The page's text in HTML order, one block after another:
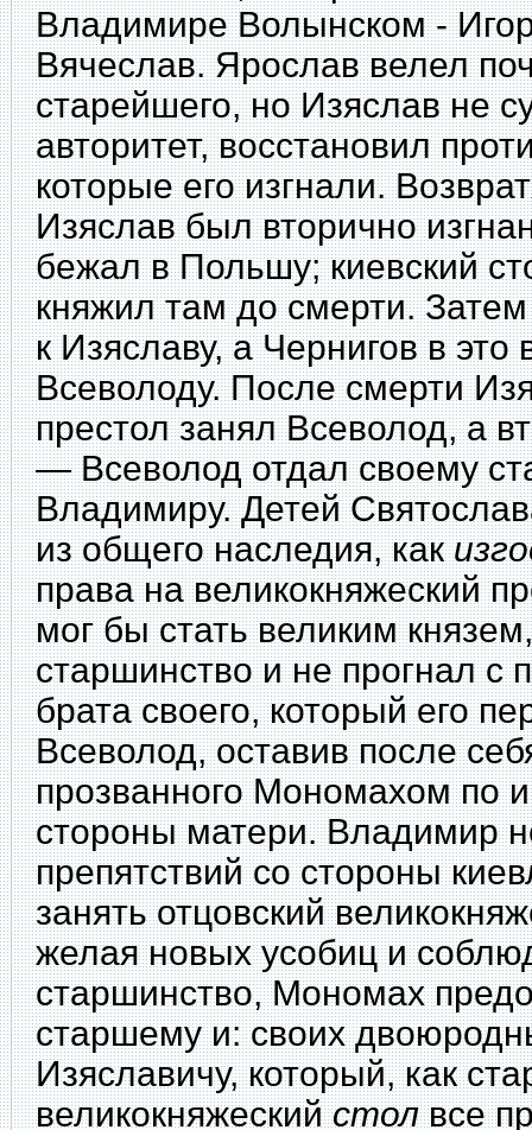
Владимире Волынском -
Вячеслав. Ярослав велел
старейшего, но Изяслав не
авторитет, восстановил
которые его изгнали.
Изяслав был вторично
бежал в Польшу; киевский
княжил там до смерти.
к Изяславу, а Чернигов в это
Всеволоду. После смерти
престол занял Всеволод, а
— Всеволод отдал своему
Владимиру. Детей
из общего наследия, как
права на великокняжеский
мог бы стать великим
старшинство и не прогнал с
брата своего, который его
Всеволод, оставив после
прозванного Мономахом по
стороны матери. Владимир
препятствий со стороны
занять отцовский
желая новых усобиц и
старшинство, Мономах
старшему и: своих
Изяславичу, который, как
великокняжескийстолвсе